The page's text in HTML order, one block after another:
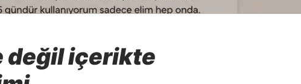
değil içerikte